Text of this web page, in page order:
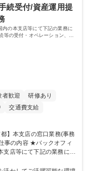
続受付/資産運用提
の本支店等にて下記の業務に
の受付・オペレーション、お
者歓迎
研修あり
交通費支給
店等にて下記の業務に従
手続等の受付・オペレ